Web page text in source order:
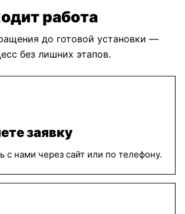
работа
до готовой установки —
без лишних этапов.
заявку
с нами через сайт или по телефону.